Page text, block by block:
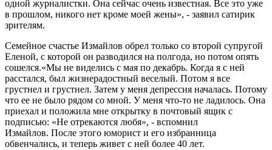
одной журналистки. Она сейчас очень известная. Все это уже
в прошлом, никого нет кроме моей жены», - заявил сатирик
зрителям.
Семейное счастье Измайлов обрел только со второй супругой
Еленой, с которой он разводился на полгода, но потом опять
сошелся.«Мы не виделись с мая по декабрь. Когда я с ней
расстался, был жизнерадостный веселый. Потом я все
грустнел и грустнел. Затем у меня депрессия началась. Потому
что ее не было рядом со мной. У меня что-то не ладилось. Она
приехал и положила мне открытку в почтовый ящик с
подписью: «Не отрекаются любя», - вспомнил
Измайлов. После этого юморист и его избранница
обвенчались, и теперь живет с ней более 40 лет.